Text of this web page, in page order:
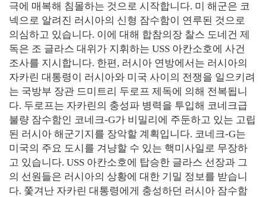
극에 매복해 침몰하는 것으로 시작합니다. 미 해군은 코
넥으로 알려진 러시아의 신형 잠수함이 연루된 것으로
의심하고 있습니다. 이에 대해 합참의장 찰스 도네건 제
독은 조 글라스 대위가 지휘하는 USS 아칸소호에 사건
조사를 지시합니다. 한편, 러시아 연방에서는 러시아의
자카린 대통령이 러시아와 미국 사이의 전쟁을 일으키려
는 국방부 장관 드미트리 두로프 제독에 의해 전복됩니
다. 두로프는 자카린의 충성파 병력을 투입해 코네크급
불량 잠수함인 코네크-G가 비밀리에 주둔하고 있는 고립
된 러시아 해군기지를 장악할 계획입니다. 코네크-G는
미국의 주요 도시를 겨냥할 수 있는 핵미사일로 무장하
고 있습니다. USS 아칸소호에 탑승한 글라스 선장과 그
의 선원들은 러시아의 상황에 대한 기밀 정보를 받습니
다. 쫓겨난 자카린 대통령에게 충성하던 러시아 잠수함